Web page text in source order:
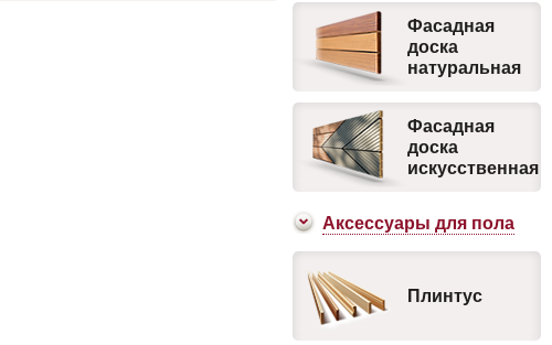
Фасадная
доска
натуральная
Фасадная
доска
искусственная
Аксесcуары для пола
Плинтус